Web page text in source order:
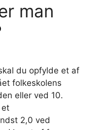
man
du opfylde et af
folkeskolens
eller ved 10.
et
2,0 ved